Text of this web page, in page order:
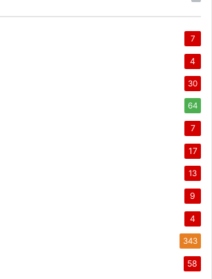
7
4
30
64
7
17
13
9
4
343
58